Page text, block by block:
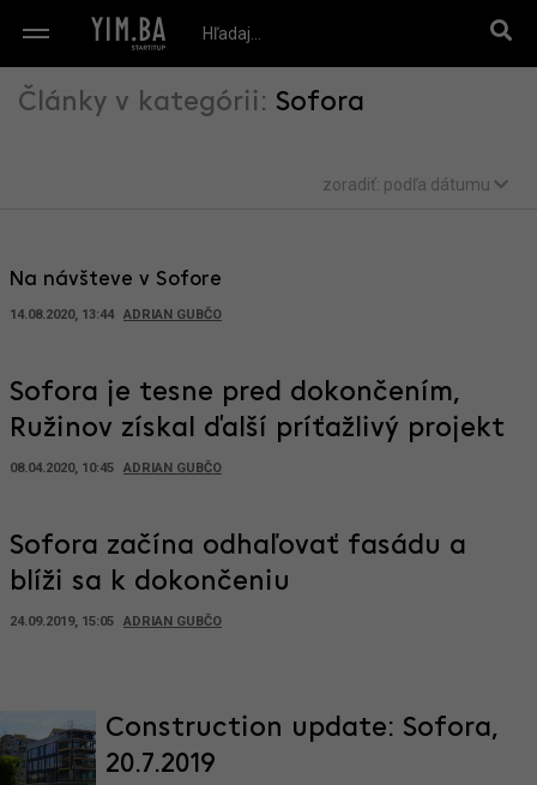
Články v kategórii: Sofora
zoradiť: podľa dátumu
Na návšteve v Sofore
14.08.2020, 13:44 ADRIAN GUBČO
Sofora je tesne pred dokončením,
Ružinov získal ďalší príťažlivý projekt
08.04.2020, 10:45 ADRIAN GUBČO
Sofora začína odhaľovať fasádu a
blíži sa k dokončeniu
24.09.2019, 15:05 ADRIAN GUBČO
Construction update: Sofora,
20.7.2019